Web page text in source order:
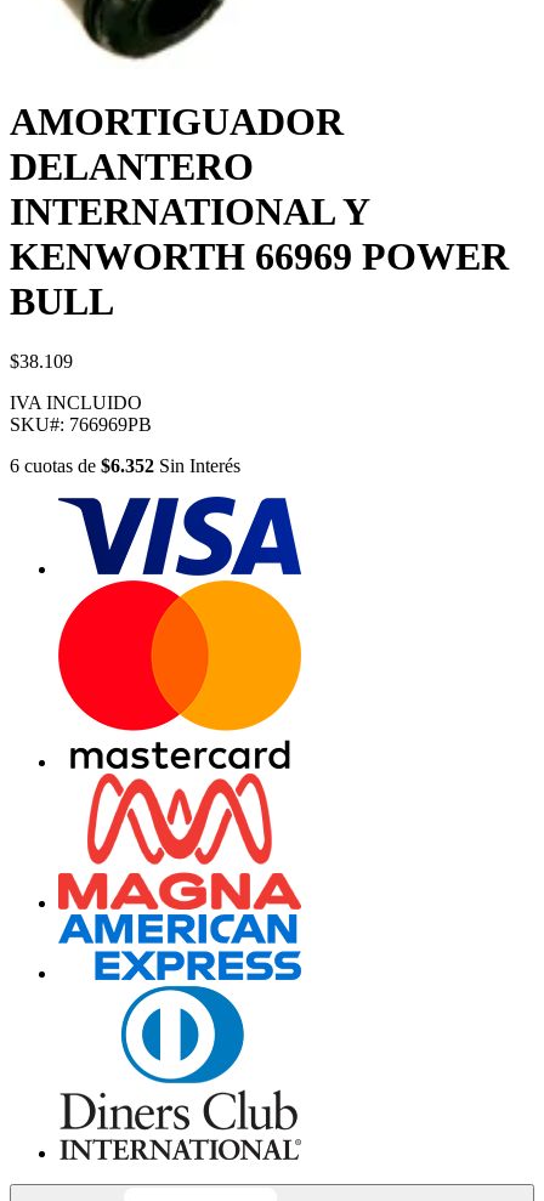
AMORTIGUADOR
DELANTERO
INTERNATIONAL Y
KENWORTH 66969 POWER
BULL
$38.109
IVA INCLUIDO
SKU#: 766969PB
6 cuotas de $6.352 Sin Interés